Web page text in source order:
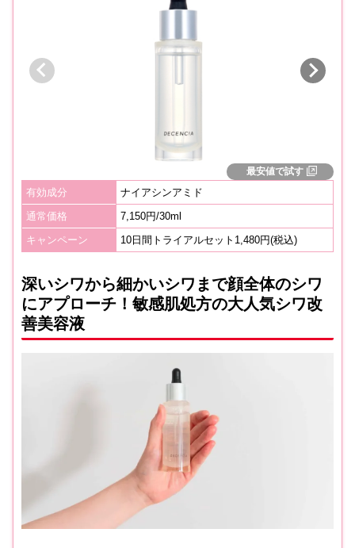
最安値で試す
有効成分
ナイアシンアミド
通常価格
7,150円/30ml
キャンペーン
10日間トライアルセット1,480円(税込)
深いシワから細かいシワまで顔全体のシワ
にアプローチ！敏感肌処方の大人気シワ改
善美容液